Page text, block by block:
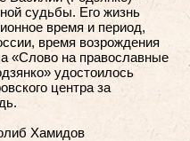
судьбы. Его жизнь
время и период,
время возрождения
«Слово на православные
удостоилось
центра за
Хамидов